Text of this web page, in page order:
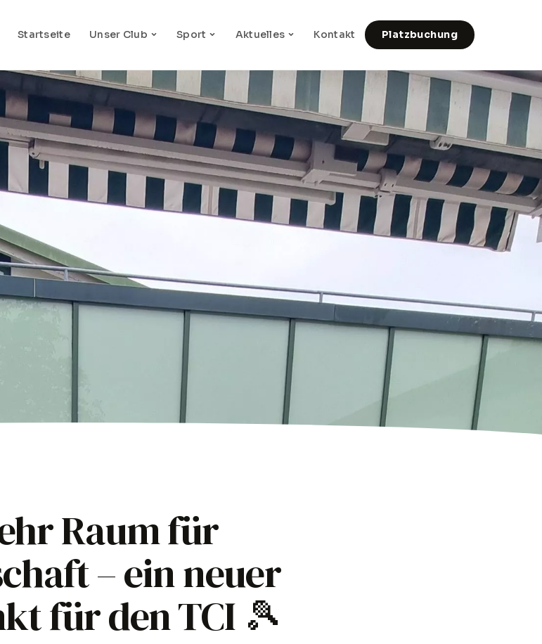
Startseite Unser Club Sport Aktuelles Kontakt Platzbuchung
Raum für
– ein neuer
für den TCI 🎾